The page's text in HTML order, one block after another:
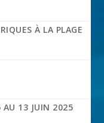
À LA PLAGE
AU 13 JUIN 2025